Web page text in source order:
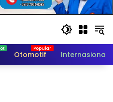
Otomotif Internasional